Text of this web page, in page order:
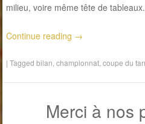
milieu, voire même tête de tableaux.
Continue reading →
|Taggedbilan ,championnat ,coupe du
Merci à nos